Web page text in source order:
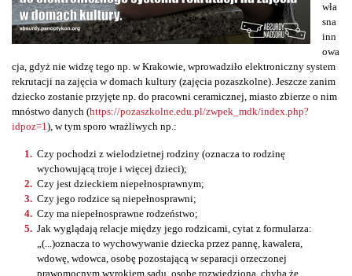
wła
sna
inn
owa
cja, gdyż nie widzę tego np. w Krakowie, wprowadziło elektroniczny system
rekrutacji na zajęcia w domach kultury (zajęcia pozaszkolne). Jeszcze zanim
dziecko zostanie przyjęte np. do pracowni ceramicznej, miasto zbierze o nim
mnóstwo danych (https://pozaszkolne.edu.pl/zwpek_mdk/index.php?
idpoz=1), w tym sporo wrażliwych np.:
Czy pochodzi z wielodzietnej rodziny (oznacza to rodzinę
wychowującą troje i więcej dzieci);
Czy jest dzieckiem niepełnosprawnym;
Czy jego rodzice są niepełnosprawni;
Czy ma niepełnosprawne rodzeństwo;
Jak wyglądają relacje między jego rodzicami, cytat z formularza:
„(...)oznacza to wychowywanie dziecka przez pannę, kawalera,
wdowę, wdowca, osobę pozostającą w separacji orzeczonej
prawomocnym wyrokiem sądu, osobę rozwiedzioną, chyba że